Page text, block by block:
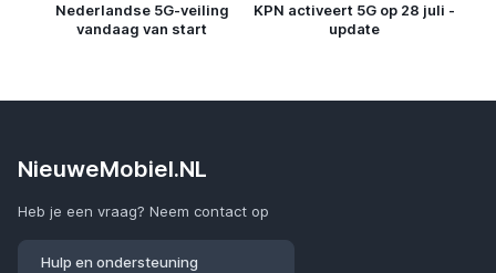
Nederlandse 5G-veiling
vandaag van start
KPN activeert 5G op 28 juli -
update
NieuweMobiel.NL
Heb je een vraag? Neem contact op
Hulp en ondersteuning